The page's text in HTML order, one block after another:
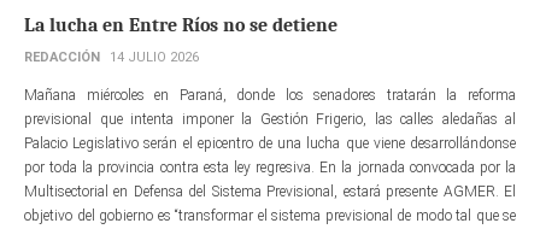
La lucha en Entre Ríos no se detiene
REDACCIÓN 14 JULIO 2026
Mañana miércoles en Paraná, donde los senadores tratarán la reforma
previsional que intenta imponer la Gestión Frigerio, las calles aledañas al
Palacio Legislativo serán el epicentro de una lucha que viene desarrollándonse
por toda la provincia contra esta ley regresiva. En la jornada convocada por la
Multisectorial en Defensa del Sistema Previsional, estará presente AGMER. El
objetivo del gobierno es “transformar el sistema previsional de modo tal que se